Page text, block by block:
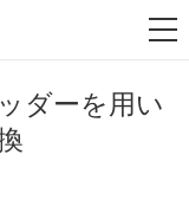
ッダーを用い